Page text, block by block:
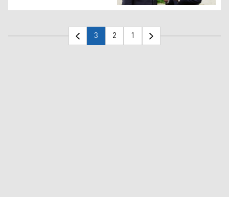
جو بایدن و بنیامین نتانیاهو، رئیس جمهور آمریکا و نخست‌وزیر
1
2
3